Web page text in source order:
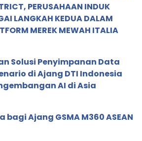
PERUSAHAAN INDUK
LANGKAH KEDUA DALAM
MEREK MEWAH ITALIA
Solusi Penyimpanan Data
di Ajang DTI Indonesia
AI di Asia
Ajang GSMA M360 ASEAN